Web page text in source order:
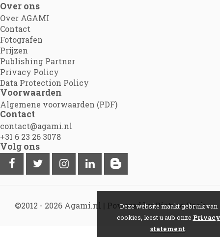
Over ons
Over AGAMI
Contact
Fotografen
Prijzen
Publishing Partner
Privacy Policy
Data Protection Policy
Voorwaarden
Algemene voorwaarden (PDF)
Contact
contact@agami.nl
+31 6 23 26 3078
Volg ons
©2012 - 2026 Agami.nl | Powered by Picture Pack
Deze website maakt gebruik van
cookies, leest u aub onze Privacy
statement